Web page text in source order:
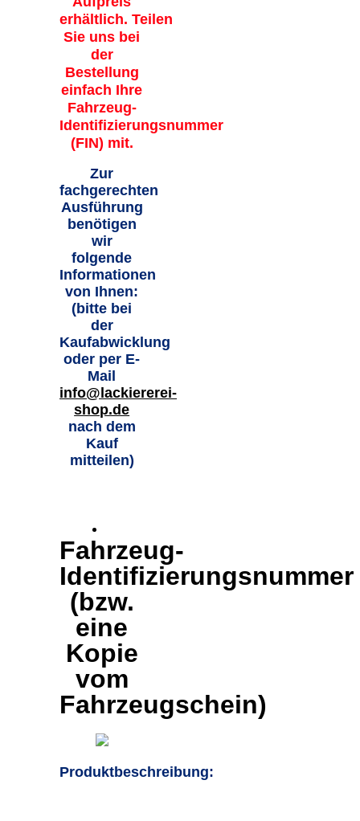
erhältlich. Teilen
Sie uns bei
der
Bestellung
einfach Ihre
Fahrzeug-
Identifizierungsnummer
(FIN) mit.
Zur
fachgerechten
Ausführung
benötigen
wir
folgende
Informationen
von Ihnen:
(bitte bei
der
Kaufabwicklung
oder per E-
Mail
info@lackiererei-
shop.de
nach dem
Kauf
mitteilen)
Fahrzeug-
Identifizierungsnummer
(bzw.
eine
Kopie
vom
Fahrzeugschein)
Produktbeschreibung: